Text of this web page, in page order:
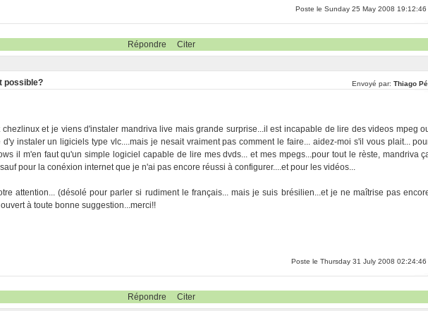
Poste le Sunday 25 May 2008 19:12:46
Répondre Citer
possible? Envoyé par: Thiago
et je viens d'instaler mandriva live mais grande surprise...il est incapable de lire des videos mpeg
d'y instaler un ligiciels type vlc....mais je nesait vraiment pas comment le faire... aidez-moi s'il vous plait...
il m'en faut qu'un simple logiciel capable de lire mes dvds... et mes mpegs...pour tout le rèste, mandriva
pour la conéxion internet que je n'ai pas encore réussi à configurer....et pour les vidéos...
attention... (désolé pour parler si rudiment le français... mais je suis brésilien...et je ne maîtrise pas
à toute bonne suggestion...merci!!
Poste le Thursday 31 July 2008 02:24:46
Répondre Citer